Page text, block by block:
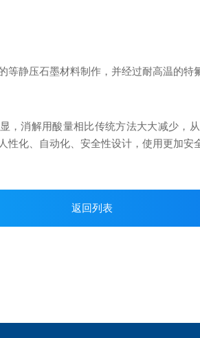
静压石墨材料制作，并经过耐高温的特
，消解用酸量相比传统方法大大减少，
化、自动化、安全性设计，使用更加安
返回列表